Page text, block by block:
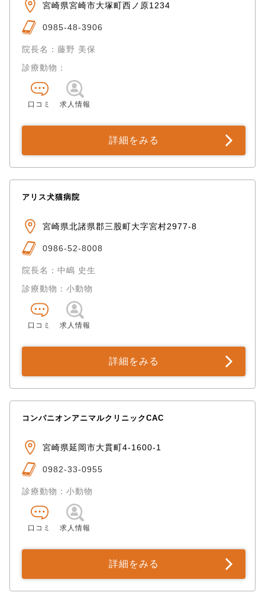
宮崎県宮崎市大塚町西ノ原1234
0985-48-3906
院長名：藤野 美保
診療動物：
口コミ 求人情報
詳細をみる
アリス犬猫病院
宮崎県北諸県郡三股町大字宮村2977-8
0986-52-8008
院長名：中嶋 史生
診療動物：小動物
口コミ 求人情報
詳細をみる
コンパニオンアニマルクリニックCAC
宮崎県延岡市大貫町4-1600-1
0982-33-0955
診療動物：小動物
口コミ 求人情報
詳細をみる